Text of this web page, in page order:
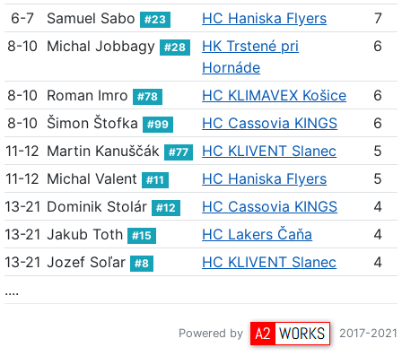
6-7
Samuel Sabo #23 HC Haniska Flyers
7
8-10 Michal Jobbagy #28
HK Trstené pri
Hornáde
6
8-10 Roman Imro #78 HC KLIMAVEX Košice
6
8-10 Šimon Štofka #99 HC Cassovia KINGS
6
11-12 Martin Kanuščák #77 HC KLIVENT Slanec
5
11-12 Michal Valent #11 HC Haniska Flyers
5
13-21 Dominik Stolár #12 HC Cassovia KINGS
4
13-21 Jakub Toth #15 HC Lakers Čaňa
4
13-21 Jozef Soľar #8 HC KLIVENT Slanec
4
....
Powered by 2017-2021